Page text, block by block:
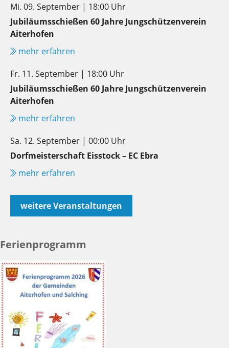
Mi. 09. September | 18:00 Uhr
Jubiläumsschießen 60 Jahre Jungschützenverein
Aiterhofen
mehr erfahren
Fr. 11. September | 18:00 Uhr
Jubiläumsschießen 60 Jahre Jungschützenverein
Aiterhofen
mehr erfahren
Sa. 12. September | 00:00 Uhr
Dorfmeisterschaft Eisstock – EC Ebra
mehr erfahren
weitere Veranstaltungen
Ferienprogramm